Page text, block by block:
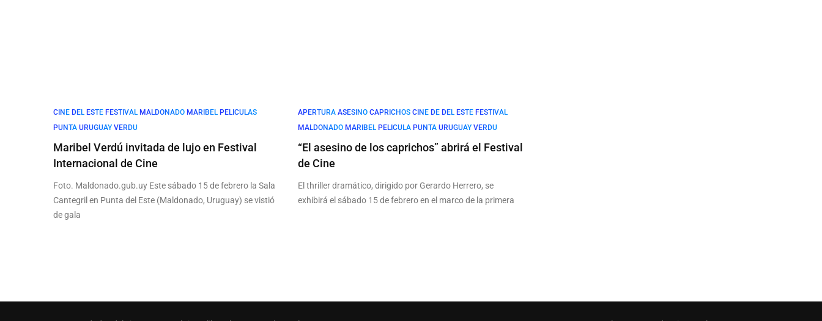
CINE DEL ESTE FESTIVAL MALDONADO MARIBEL PELICULAS
PUNTA URUGUAY VERDU
Maribel Verdú invitada de lujo en Festival
Internacional de Cine
Foto. Maldonado.gub.uy Este sábado 15 de febrero la Sala
Cantegril en Punta del Este (Maldonado, Uruguay) se vistió
de gala
APERTURA ASESINO CAPRICHOS CINE DE DEL ESTE FESTIVAL
MALDONADO MARIBEL PELICULA PUNTA URUGUAY VERDU
“El asesino de los caprichos” abrirá el Festival
de Cine
El thriller dramático, dirigido por Gerardo Herrero, se
exhibirá el sábado 15 de febrero en el marco de la primera